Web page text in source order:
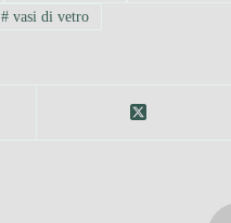
#vasi di vetro